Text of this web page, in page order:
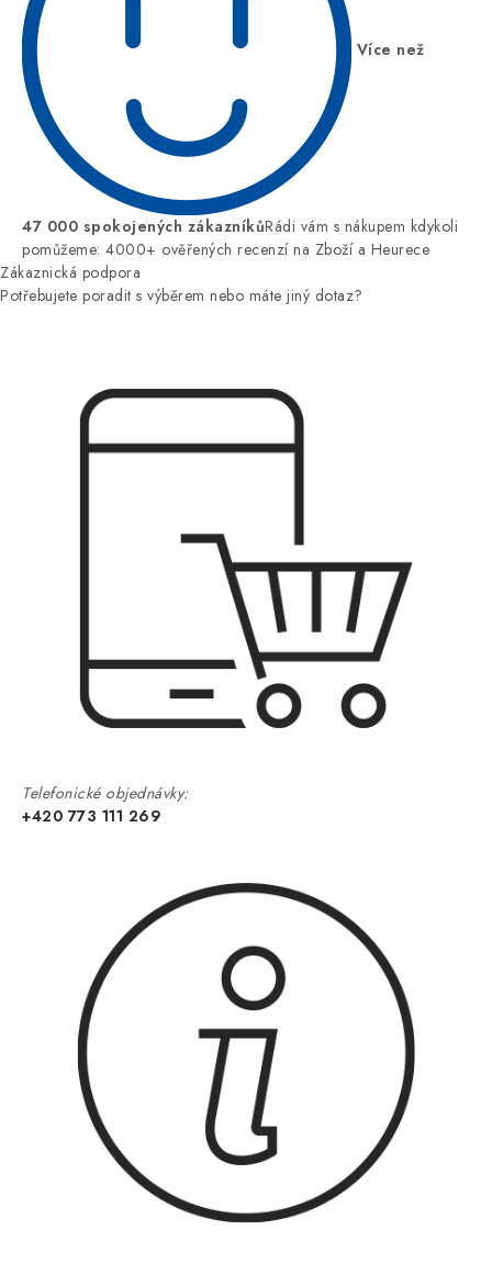
Více než
47 000 spokojených zákazníkůRádi vám s nákupem kdykoli
pomůžeme: 4000+ ověřených recenzí na Zboží a Heurece
Zákaznická podpora
Potřebujete poradit s výběrem nebo máte jiný dotaz?
Telefonické objednávky:
+420 773 111 269